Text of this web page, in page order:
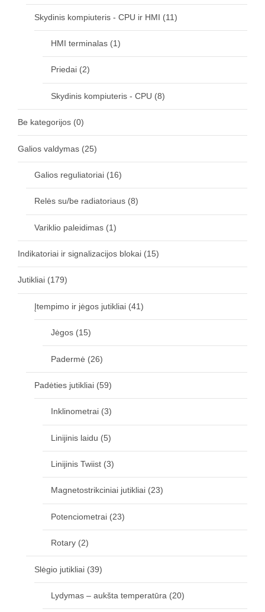
Skydinis kompiuteris - CPU ir HMI (11)
HMI terminalas (1)
Priedai (2)
Skydinis kompiuteris - CPU (8)
Be kategorijos (0)
Galios valdymas (25)
Galios reguliatoriai (16)
Relės su/be radiatoriaus (8)
Variklio paleidimas (1)
Indikatoriai ir signalizacijos blokai (15)
Jutikliai (179)
Įtempimo ir jėgos jutikliai (41)
Jėgos (15)
Padermė (26)
Padėties jutikliai (59)
Inklinometrai (3)
Linijinis laidu (5)
Linijinis Twiist (3)
Magnetostrikciniai jutikliai (23)
Potenciometrai (23)
Rotary (2)
Slėgio jutikliai (39)
Lydymas – aukšta temperatūra (20)